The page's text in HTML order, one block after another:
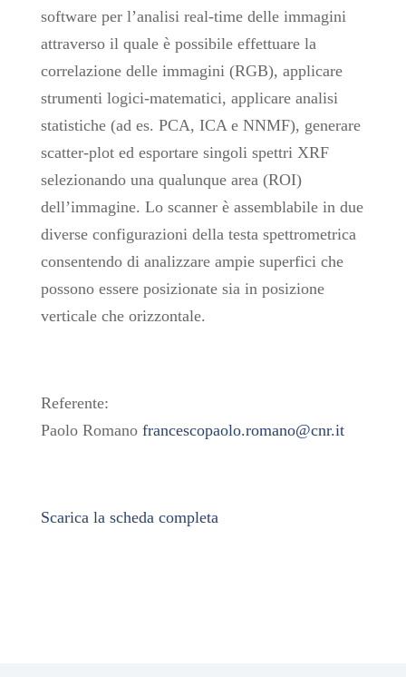
software per l’analisi real-time delle immagini
attraverso il quale è possibile effettuare la
correlazione delle immagini (RGB), applicare
strumenti logici-matematici, applicare analisi
statistiche (ad es. PCA, ICA e NNMF), generare
scatter-plot ed esportare singoli spettri XRF
selezionando una qualunque area (ROI)
dell’immagine. Lo scanner è assemblabile in due
diverse configurazioni della testa spettrometrica
consentendo di analizzare ampie superfici che
possono essere posizionate sia in posizione
verticale che orizzontale.
Referente:
Paolo Romano francescopaolo.romano@cnr.it
Scarica la scheda completa